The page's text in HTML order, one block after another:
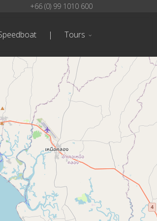
+66 (0) 99 1010 600
| Tours